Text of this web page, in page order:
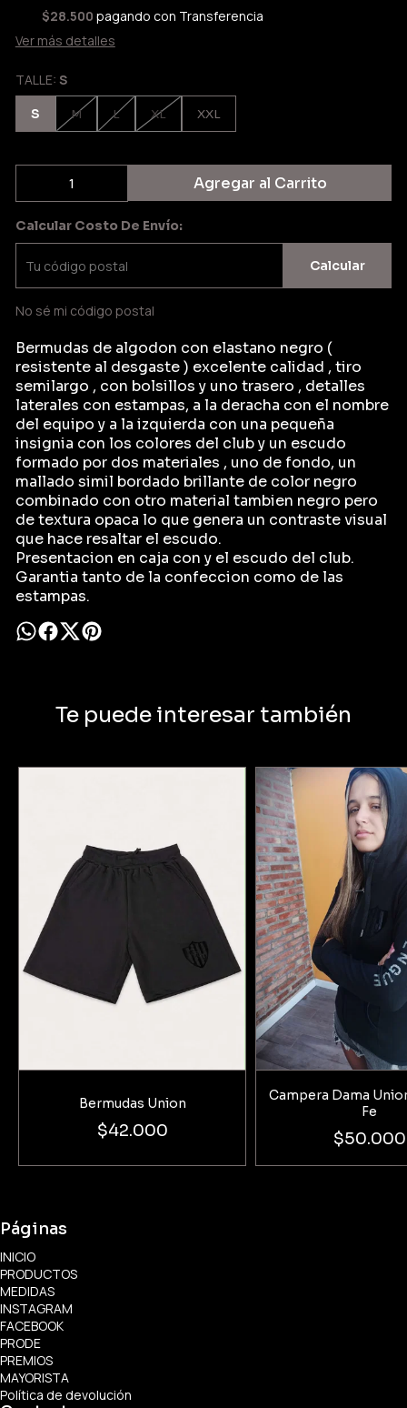
$28.500 pagando con Transferencia
Ver más detalles
TALLE: S
S M L XL XXL
Agregar al Carrito
Calcular Costo De Envío:
Calcular
No sé mi código postal
Bermudas de algodon con elastano negro (
resistente al desgaste ) excelente calidad , tiro
semilargo , con bolsillos y uno trasero , detalles
laterales con estampas, a la deracha con el nombre
del equipo y a la izquierda con una pequeña
insignia con los colores del club y un escudo
formado por dos materiales , uno de fondo, un
mallado simil bordado brillante de color negro
combinado con otro material tambien negro pero
de textura opaca lo que genera un contraste visual
que hace resaltar el escudo.
Presentacion en caja con y el escudo del club.
Garantia tanto de la confeccion como de las
estampas.
Te puede interesar también
Bermudas Union
$42.000
Campera Dama
Fe
$50.000
Páginas
INICIO
PRODUCTOS
MEDIDAS
INSTAGRAM
FACEBOOK
PRODE
PREMIOS
MAYORISTA
Política de devolución